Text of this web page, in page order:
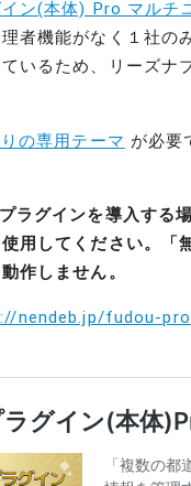
ン(本体) Pro マルチ
者機能がなく１社の
いるため、リーズナ
の専用テーマ が必要
ラグインを導入する
用してください。「
作しません。
nendeb.jp/fudou-pro